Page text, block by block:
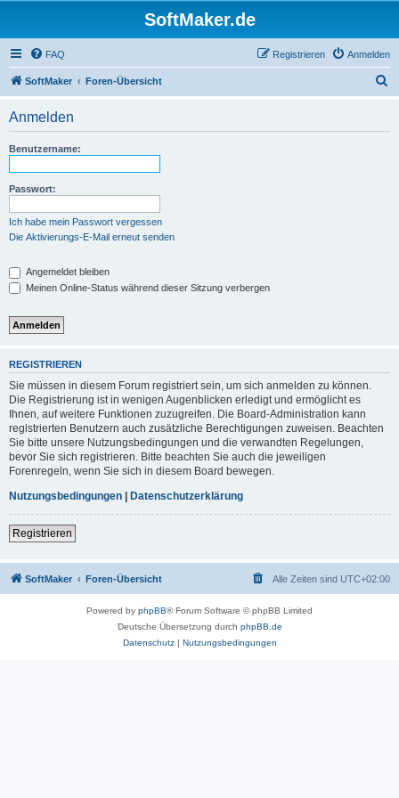
SoftMaker.de
FAQ Anmelden
Registrieren
SoftMaker Foren-Übersicht
Anmelden
Benutzername:
Passwort:
Ich habe mein Passwort vergessen
Die Aktivierungs-E-Mail erneut senden
Angemeldet bleiben
Meinen Online-Status während dieser Sitzung verbergen
REGISTRIEREN
Sie müssen in diesem Forum registriert sein, um sich anmelden zu können.
Die Registrierung ist in wenigen Augenblicken erledigt und ermöglicht es
Ihnen, auf weitere Funktionen zuzugreifen. Die Board-Administration kann
registrierten Benutzern auch zusätzliche Berechtigungen zuweisen. Beachten
Sie bitte unsere Nutzungsbedingungen und die verwandten Regelungen,
bevor Sie sich registrieren. Bitte beachten Sie auch die jeweiligen
Forenregeln, wenn Sie sich in diesem Board bewegen.
Nutzungsbedingungen | Datenschutzerklärung
Registrieren
SoftMaker Foren-Übersicht Alle Zeiten sind UTC+02:00
Powered by phpBB® Forum Software © phpBB Limited
Deutsche Übersetzung durch phpBB.de
Datenschutz| Nutzungsbedingungen